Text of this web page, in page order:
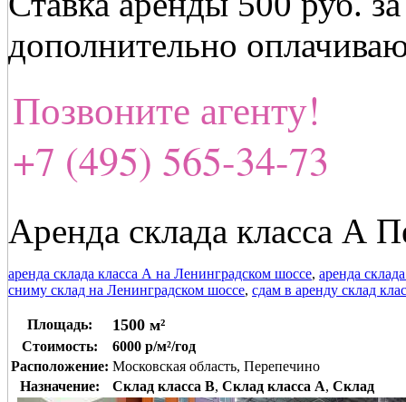
дополнительно
Позвоните агенту!
+7 (495) 565-34-73
Аренда склада класса А
аренда склада класса А на Ленинградском шоссе, аренда
сниму склад на Ленинградском шоссе, сдам в аренду склад
Площадь: 1500 м²
Стоимость:
6000 р/м²/год
Расположение: Московская область, Перепечино
Назначение:
Склад класса B, Склад класса A, Склад